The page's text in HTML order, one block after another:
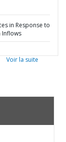
in Response to
Inflows
Voir la suite